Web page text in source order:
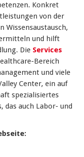
Konkret
von der
und hilft
Die Services
Bereich
und viele
Center, ein auf
spezialisiertes
das auch Labor- und